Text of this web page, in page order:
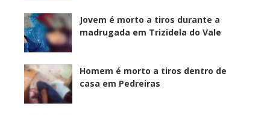
Jovem é morto a tiros durante a
madrugada em Trizidela do Vale
Homem é morto a tiros dentro de
casa em Pedreiras